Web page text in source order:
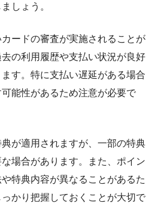
しょう。
ードの審査が実施されることが
の利用履歴や支払い状況が良好
す。特に支払い遅延がある場合
能性があるため注意が必要で
が適用されますが、一部の特典
場合があります。また、ポイン
特典内容が異なることがあるた
かり把握しておくことが大切で